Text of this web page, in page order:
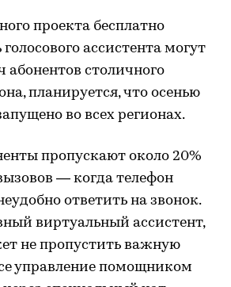
проекта бесплатно
ассистента могут
абонентов столичного
планируется, что осенью
во всех регионах.
пропускают около 20%
— когда телефон
ответить на звонок.
виртуальный ассистент,
не пропустить важную
управление помощником